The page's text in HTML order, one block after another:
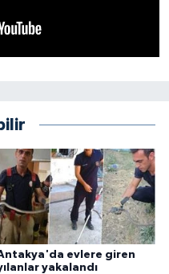
evlere giren
yakalandı